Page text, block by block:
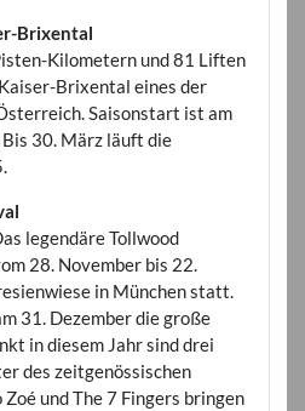
Brixental
Kilometern und 81 Liften
Brixental eines der
Saisonstart ist am
Bis 30. März läuft die
legendäre Tollwood
28. November bis 22.
in München statt.
31. Dezember die große
in diesem Jahr sind drei
des zeitgenössischen
und The 7 Fingers bringen